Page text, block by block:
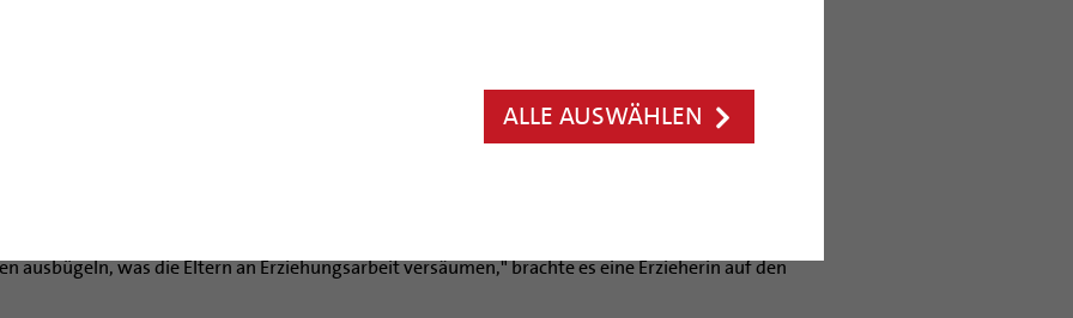
ALLE AUSWÄHLEN
heute vor großen Problemen, erfuhr der Hildesheimer Bischof Dr. Josef Homeyer gestern
des Bistums. Der Bischof hatte die Gruppe anlässlich seines 19.
lässt bei den katholischen Kindertagesstätten keine großen Sprünge mehr zu. Mehr Raum
– diesen Wunsch hörte der Hildesheimer Bischof denn auch am häufigsten von den zwölf
die seiner Einladung gefolgt waren. Neben materiellen prägen aber immer stärker auch
Kindern, die im Kindergarten noch gewindelt werden und erst das gemeinsame Essen lernen
ausbügeln, was die Eltern an Erziehungsarbeit versäumen," brachte es eine Erzieherin auf den